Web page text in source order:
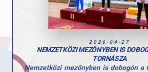
A hétvége jól mutatta a csapat erejét
stabil formáját a hazai élmezőnyben.
mind az edzőik esetében!
2026-04-27
NEMZETKÖZI MEZŐNYBEN IS
TORNÁSZA
Nemzetközi mezőnyben is dobogón a